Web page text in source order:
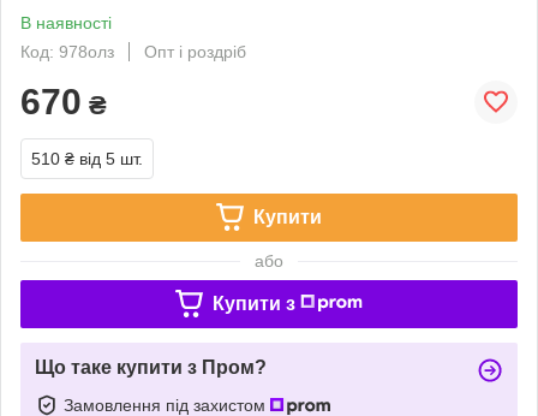
В наявності
Код: 978олз
Опт і роздріб
670 ₴
510 ₴ від 5 шт.
Купити
або
Купити з
Що таке купити з Пром?
Замовлення під захистом